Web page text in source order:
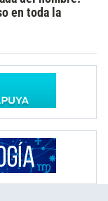
en toda la